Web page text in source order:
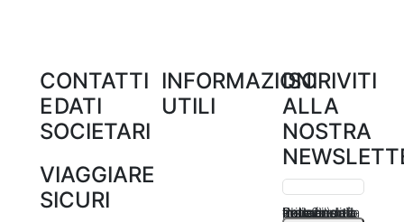
CONTATTI
E DATI
SOCIETARI
VIAGGIARE
SICURI
INFORMAZIONI
UTILI
ISCRIVITI
ALLA
NOSTRA
Inserendo la tua mail, dai il consenso per le finalità del trattamento indicate nella Privacy Policy, punto 2 b) e 2 c).